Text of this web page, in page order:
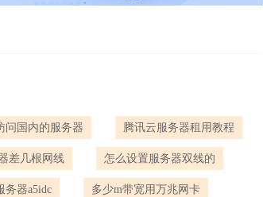
问国内的服务器 腾讯云服务器租用教程
差几根网线 怎么设置服务器双线的
务器a5idc 多少m带宽用万兆网卡